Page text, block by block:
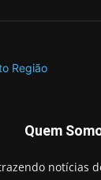
Quem
notícias